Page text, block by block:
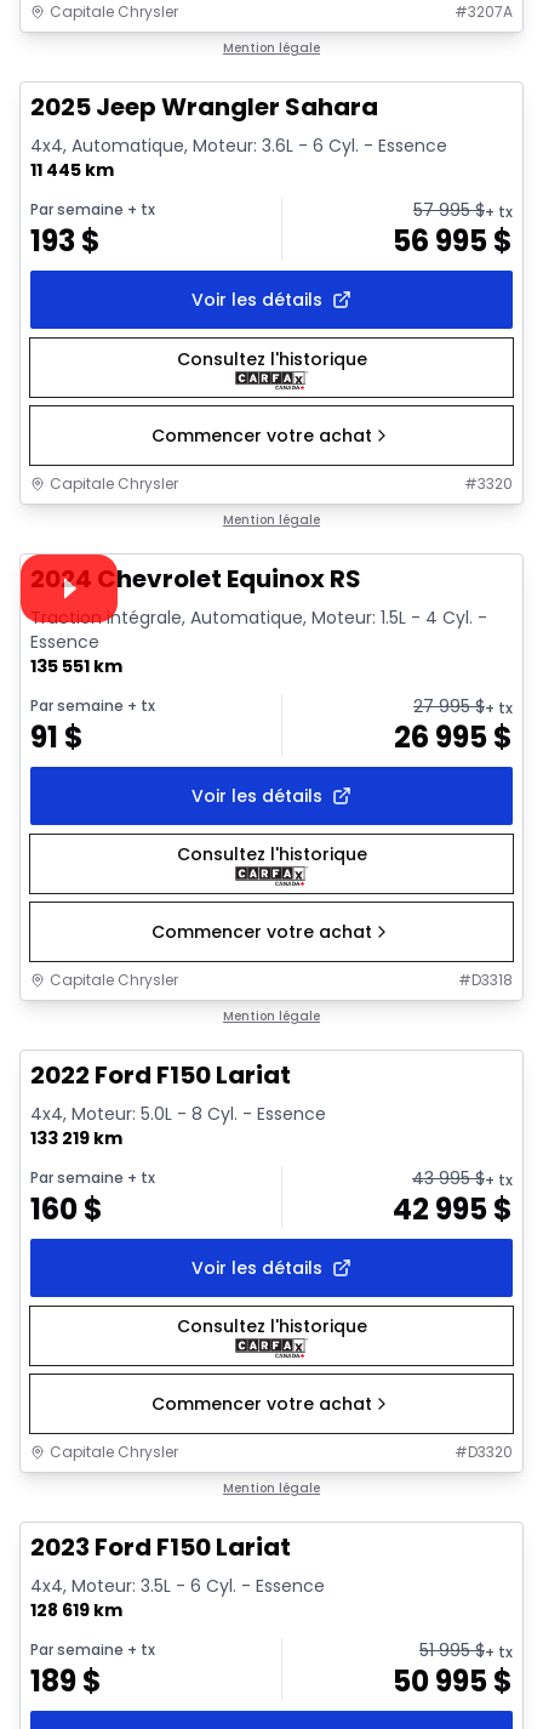
Capitale Chrysler #3207A
Mention légale
2025 Jeep Wrangler Sahara
4x4, Automatique, Moteur: 3.6L - 6 Cyl. - Essence
11 445 km
Par semaine + tx
193$
57 995$+ tx
56 995$
Voir les détails
Consultez l'historique
Commencer votre achat
Capitale Chrysler #3320
Mention légale
Vidéo disponible
2024 Chevrolet Equinox RS
Traction intégrale, Automatique, Moteur: 1.5L - 4 Cyl. -
Essence
135 551 km
Par semaine + tx
91 $
27 995$+ tx
26 995$
Voir les détails
Consultez l'historique
Commencer votre achat
Capitale Chrysler #D3318
Mention légale
2022 Ford F150 Lariat
4x4, Moteur: 5.0L - 8 Cyl. - Essence
133 219 km
Par semaine + tx
160$
43 995$+ tx
42 995$
Voir les détails
Consultez l'historique
Commencer votre achat
Capitale Chrysler #D3320
Mention légale
2023 Ford F150 Lariat
4x4, Moteur: 3.5L - 6 Cyl. - Essence
128 619 km
Par semaine + tx
189$
51 995$+ tx
50 995$